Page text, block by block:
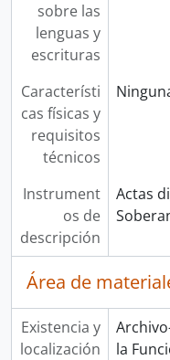
sobre las
lenguas y
escrituras
Característi
cas físicas y
requisitos
técnicos
Instrument
os de
descripción
Actas
Área de
Existencia y
localización
la